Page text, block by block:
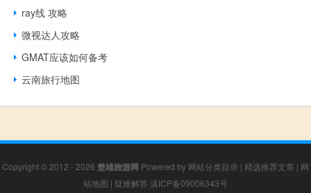
ray线 攻略
微视达人攻略
GMAT应该如何备考
云南旅行地图
Copyright © 2012 - 2026 楚雄旅游网 Powered by 网站分类目录 | 精选推荐文章 | 网
站地图 | 疑难解答 滇ICP备09006343号